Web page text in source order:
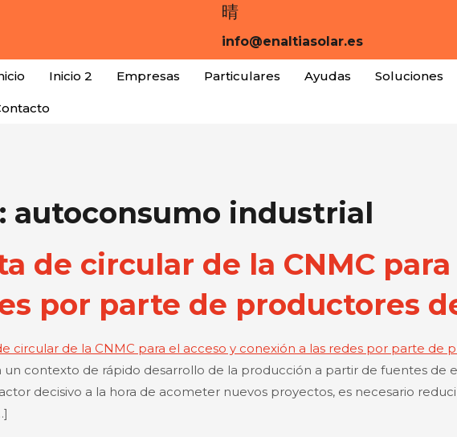
info@enaltiasolar.es
Inicio 2 Empresas Particulares Ayudas Soluciones
autoconsumo industrial
de circular de la CNMC
por parte de productores
un contexto de rápido desarrollo de la producción a partir de fuentes de
decisivo a la hora de acometer nuevos proyectos, es necesario